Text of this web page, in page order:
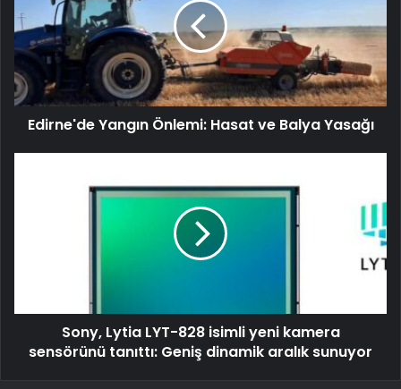
Edirne'de Yangın Önlemi: Hasat ve Balya Yasağı
Sony, Lytia LYT-828 isimli yeni kamera
sensörünü tanıttı: Geniş dinamik aralık sunuyor